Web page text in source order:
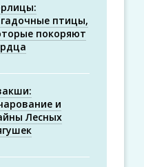
птицы,
покоряют
и
Лесных